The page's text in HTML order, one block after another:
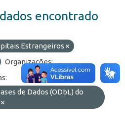
encontrado
Estrangeiros
Organizações:
de Dados (ODbL) do